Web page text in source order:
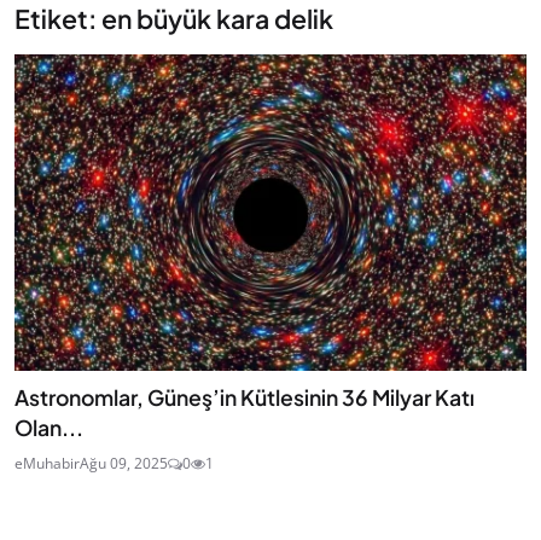
Etiket: en büyük kara delik
Astronomlar, Güneş’in Kütlesinin 36 Milyar Katı
Olan...
eMuhabirAğu 09, 2025 0 1